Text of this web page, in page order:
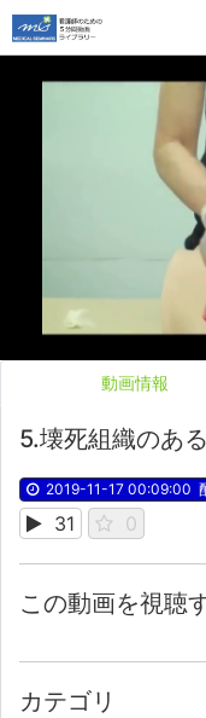
動画情報
5.壊死組織のあ
2019-11-17 00:09:00
31 0
この動画を視聴
カテゴリ